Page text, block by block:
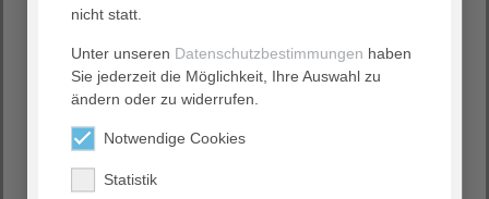
SDG 16 Frieden, Gerechtigkeit und starke
Institutionen
AGAPLESION setzt sich für Gerechtigkeit und starke
Institutionen ein. Dies geschieht durch die Bekämpfung
von Korruption, die Förderung von Transparenz in der
eigenen Organisation und die Partizipation der
Mitarbeiter:innen an Entscheidungsprozessen.
nicht statt.
Unter unseren Datenschutzbestimmungen haben
Sie jederzeit die Möglichkeit, Ihre Auswahl zu
ändern oder zu widerrufen.
Notwendige Cookies
Statistik